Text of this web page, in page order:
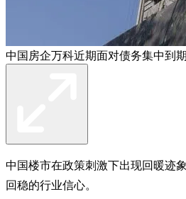
中国房企万科近期面对债务集中到
中国楼市在政策刺激下出现回暖迹
回稳的行业信心。